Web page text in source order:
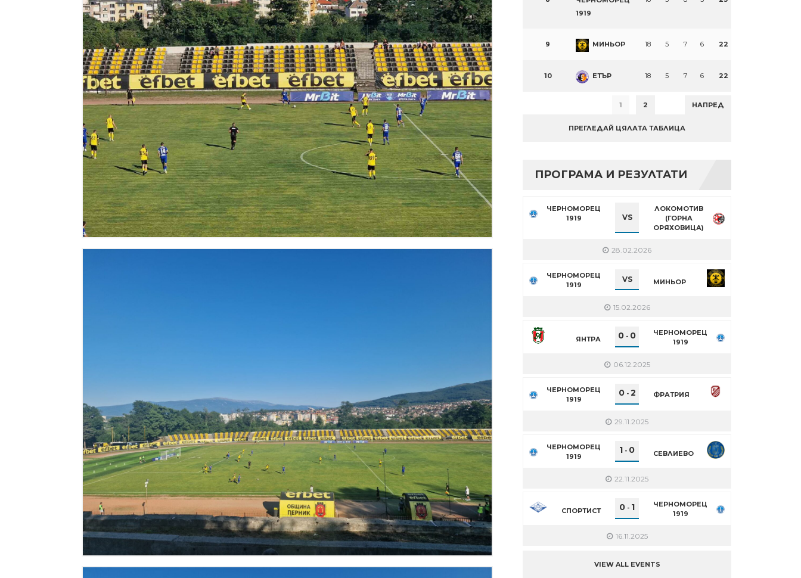
1919
9 МИНЬОР 18 5 7 6 22
10 ЕТЪР 18 5 7 6 22
1 2 НАПРЕД
ПРЕГЛЕДАЙ ЦЯЛАТА ТАБЛИЦА
ПРОГРАМА И РЕЗУЛТАТИ
ЧЕРНОМОРЕЦ
1919
VS
ЛОКОМОТИВ
(ГОРНА
ОРЯХОВИЦА)
28.02.2026
ЧЕРНОМОРЕЦ
1919
VS МИНЬОР
15.02.2026
ЯНТРА 0 - 0
ЧЕРНОМОРЕЦ
1919
06.12.2025
ЧЕРНОМОРЕЦ
1919
0- 2 ФРАТРИЯ
29.11.2025
ЧЕРНОМОРЕЦ
1919
1 - 0 СЕВЛИЕВО
22.11.2025
СПОРТИСТ 0 - 1
ЧЕРНОМОРЕЦ
1919
16.11.2025
VIEW ALL EVENTS